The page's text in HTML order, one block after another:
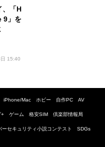
、「H
9」を
15:40
iPhone/Mac ホビー 自作PC AV
+ ゲーム 格安SIM 倶楽部情報局
ーセキュリティ小説コンテスト SDGs